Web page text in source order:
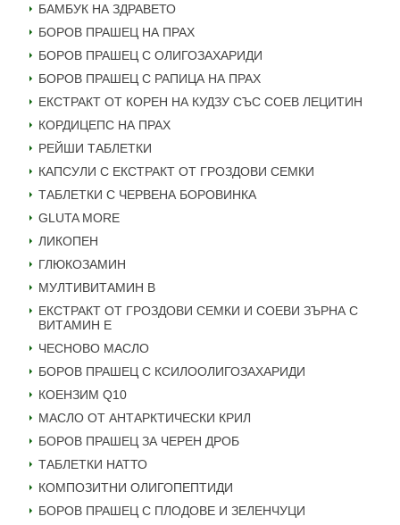
БАМБУК НА ЗДРАВЕТО
БОРОВ ПРАШЕЦ НА ПРАХ
БОРОВ ПРАШЕЦ С ОЛИГОЗАХАРИДИ
БОРОВ ПРАШЕЦ С РАПИЦА НА ПРАХ
ЕКСТРАКТ ОТ КОРЕН НА КУДЗУ СЪС СОЕВ ЛЕЦИТИН
КОРДИЦЕПС НА ПРАХ
РЕЙШИ ТАБЛЕТКИ
КАПСУЛИ С ЕКСТРАКТ ОТ ГРОЗДОВИ СЕМКИ
ТАБЛЕТКИ С ЧЕРВЕНА БОРОВИНКА
GLUTA MORE
ЛИКОПЕН
ГЛЮКОЗАМИН
МУЛТИВИТАМИН B
ЕКСТРАКТ ОТ ГРОЗДОВИ СЕМКИ И СОЕВИ ЗЪРНА С
ВИТАМИН Е
ЧЕСНОВО МАСЛО
БОРОВ ПРАШЕЦ С КСИЛООЛИГОЗАХАРИДИ
КОЕНЗИМ Q10
МАСЛО ОТ АНТАРКТИЧЕСКИ КРИЛ
БОРОВ ПРАШЕЦ ЗА ЧЕРЕН ДРОБ
ТАБЛЕТКИ НАТТО
КОМПОЗИТНИ ОЛИГОПЕПТИДИ
БОРОВ ПРАШЕЦ С ПЛОДОВЕ И ЗЕЛЕНЧУЦИ